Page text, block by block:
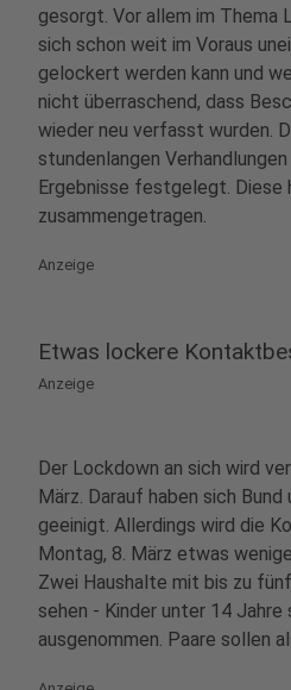
gesorgt. Vor allem im Thema
sich schon weit im Voraus
gelockert werden kann und
nicht überraschend, dass
wieder neu verfasst wurden.
stundenlangen
Ergebnisse festgelegt. Diese
zusammengetragen.
Anzeige
Etwas lockere
Anzeige
Der Lockdown an sich wird
März. Darauf haben sich
geeinigt. Allerdings wird die
Montag, 8. März etwas
Zwei Haushalte mit bis zu
sehen - Kinder unter 14 Jahre
ausgenommen. Paare sollen